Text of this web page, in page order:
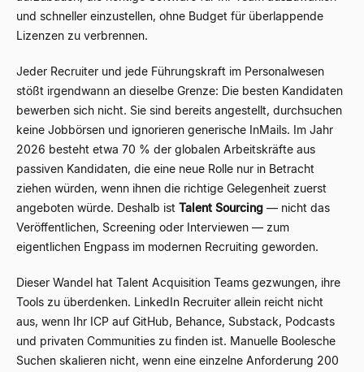
und schneller einzustellen, ohne Budget für überlappende
Lizenzen zu verbrennen.
Jeder Recruiter und jede Führungskraft im Personalwesen
stößt irgendwann an dieselbe Grenze: Die besten Kandidaten
bewerben sich nicht. Sie sind bereits angestellt, durchsuchen
keine Jobbörsen und ignorieren generische InMails. Im Jahr
2026 besteht etwa 70 % der globalen Arbeitskräfte aus
passiven Kandidaten, die eine neue Rolle nur in Betracht
ziehen würden, wenn ihnen die richtige Gelegenheit zuerst
angeboten würde. Deshalb ist Talent Sourcing — nicht das
Veröffentlichen, Screening oder Interviewen — zum
eigentlichen Engpass im modernen Recruiting geworden.
Dieser Wandel hat Talent Acquisition Teams gezwungen, ihre
Tools zu überdenken. LinkedIn Recruiter allein reicht nicht
aus, wenn Ihr ICP auf GitHub, Behance, Substack, Podcasts
und privaten Communities zu finden ist. Manuelle Boolesche
Suchen skalieren nicht, wenn eine einzelne Anforderung 200